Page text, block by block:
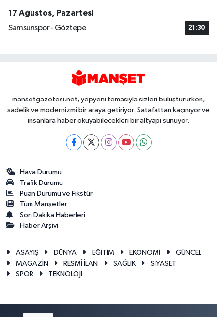
17 Ağustos, Pazartesi
Samsunspor - Göztepe
21:30
mansetgazetesi.net, yepyeni temasıyla sizleri buluştururken,
sadelik ve modernizmi bir araya getiriyor. Şatafattan kaçınıyor ve
insanlara haber okuyabilecekleri bir altyapı sunuyor.
Hava Durumu
Trafik Durumu
Puan Durumu ve Fikstür
Tüm Manşetler
Son Dakika Haberleri
Haber Arşivi
ASAYİŞ DÜNYA EĞİTİM EKONOMİ
GÜNCEL
MAGAZİN
RESMİ İLAN SAĞLIK
SİYASET
SPOR
TEKNOLOJİ